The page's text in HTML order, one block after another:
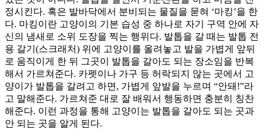
정시킨다. 혹은 발바닥에서 분비되는 물질을 묻혀 ‘마킹’을 한
다. 마킹이란 고양이의 기본 습성 중 하나로 자기 구역 안에 자
신의 냄새로 소위 도장을 찍는 행위다. 발톱을 갈 때는 발톱 전
용 갈기(스크래처) 위에 고양이를 올려놓고 발을 가볍게 앞뒤
로 움직이게 한 뒤 그곳이 발톱을 갈아도 되는 장소임을 반복
해서 가르쳐준다. 카펫이나 가구 등 허락되지 않는 곳에서 고
양이가 발톱을 갈려고 하면, 가볍게 앞발을 누르며 “안돼!”라
고 말해준다. 가르쳐준 대로 잘 배워서 행동하면 충분히 칭찬
해준다. 이런 과정을 통해 고양이는 발톱을 갈아도 되는 곳과
안 되는 곳을 알게 된다.